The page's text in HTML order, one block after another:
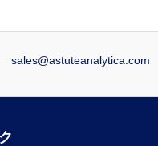
sales@astuteanalytica.com